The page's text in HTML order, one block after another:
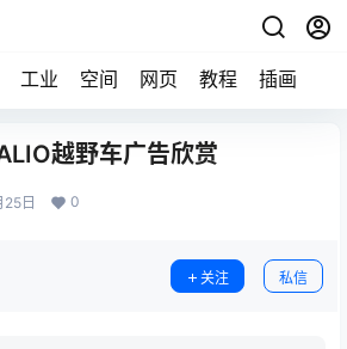
工业 空间 网页 教程 插画
越野车广告欣赏
日 0
关注 私信